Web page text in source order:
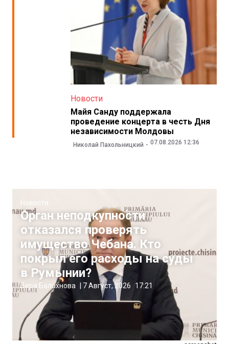
Новости
Майя Санду поддержала
проведение концерта в честь Дня
независимости Молдовы
Николай Пахольницкий 07.08.2026 12:36
Новости
Орган неподкупности
отказался проверять
имущество Чебана. Кто
покрыл его расходы на суды
в Румынии?
Вера Балахнова 7 Август, 2026 17:21